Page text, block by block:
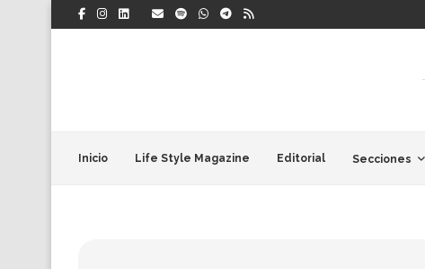
Inicio Life Style Magazine Editorial Secciones